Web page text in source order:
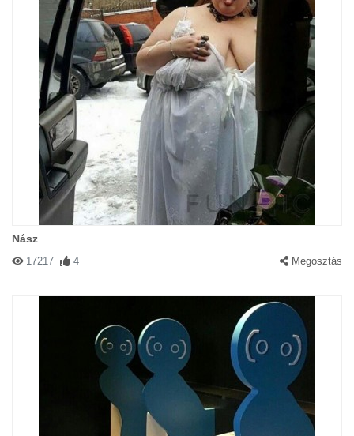
Nász
17217 4 Megosztás